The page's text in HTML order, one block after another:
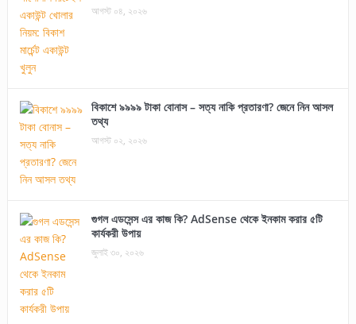
আগস্ট ০৪, ২০২৬
বিকাশে ৯৯৯৯ টাকা বোনাস – সত্য নাকি প্রতারণা? জেনে নিন আসল
তথ্য
আগস্ট ০২, ২০২৬
গুগল এডসেন্স এর কাজ কি? AdSense থেকে ইনকাম করার ৫টি
কার্যকরী উপায়
জুলাই ৩০, ২০২৬